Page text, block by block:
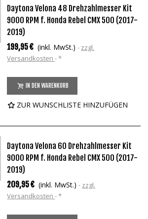
Daytona Velona 48 Drehzahlmesser Kit
9000 RPM f. Honda Rebel CMX 500 (2017-
2019)
199,95 € (inkl. MwSt.)
zzgl.
Versandkosten *
IN DEN WARENKORB
ZUR WUNSCHLISTE HINZUFÜGEN
Daytona Velona 60 Drehzahlmesser Kit
9000 RPM f. Honda Rebel CMX 500 (2017-
2019)
209,95 € (inkl. MwSt.)
zzgl.
Versandkosten *